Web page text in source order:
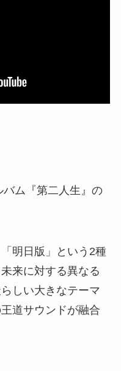
ム『第二人生』の
明日版」という2種
来に対する異なる
しい大きなテーマ
道サウンドが融合